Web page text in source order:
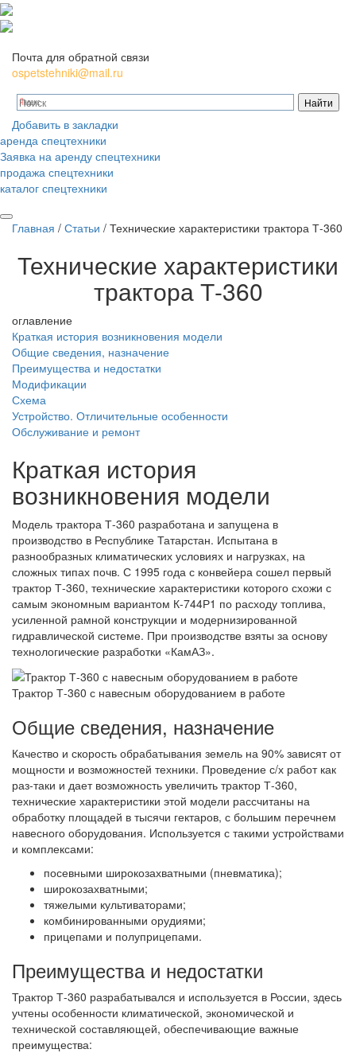
Почта для обратной связи
ospetstehniki@mail.ru
Добавить в закладки
аренда спецтехники
Заявка на аренду спецтехники
продажа спецтехники
каталог спецтехники
Главная / Статьи / Технические характеристики трактора Т-360
Технические характеристики
трактора Т-360
оглавление
Краткая история возникновения модели
Общие сведения, назначение
Преимущества и недостатки
Модификации
Схема
Устройство. Отличительные особенности
Обслуживание и ремонт
Краткая история
возникновения модели
Модель трактора Т-360 разработана и запущена в
производство в Республике Татарстан. Испытана в
разнообразных климатических условиях и нагрузках, на
сложных типах почв. С 1995 года с конвейера сошел первый
трактор Т-360, технические характеристики которого схожи с
самым экономным вариантом К-744Р1 по расходу топлива,
усиленной рамной конструкции и модернизированной
гидравлической системе. При производстве взяты за основу
технологические разработки «КамАЗ».
Трактор Т-360 с навесным оборудованием в работе
Общие сведения, назначение
Качество и скорость обрабатывания земель на 90% зависят от
мощности и возможностей техники. Проведение с/х работ как
раз-таки и дает возможность увеличить трактор Т-360,
технические характеристики этой модели рассчитаны на
обработку площадей в тысячи гектаров, с большим перечнем
навесного оборудования. Используется с такими устройствами
и комплексами:
посевными широкозахватными (пневматика);
широкозахватными;
тяжелыми культиваторами;
комбинированными орудиями;
прицепами и полуприцепами.
Преимущества и недостатки
Трактор Т-360 разрабатывался и используется в России, здесь
учтены особенности климатической, экономической и
технической составляющей, обеспечивающие важные
преимущества: